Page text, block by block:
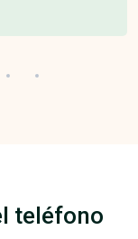
teléfono